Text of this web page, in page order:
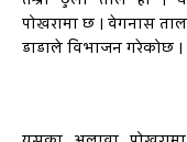
पोखरामा छ । वेगनास
डाडाले विभाजन गरेकोछ ।